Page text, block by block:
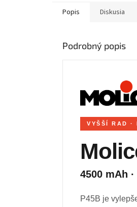
Popis Diskusia
Podrobný popis
VYŠŠÍ RAD ·
4500 mAh ·
P45B je